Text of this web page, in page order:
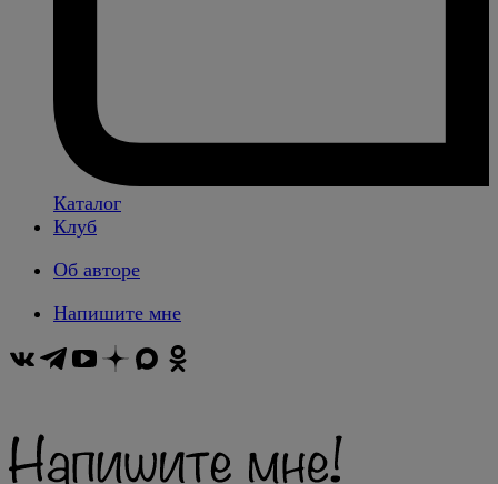
Каталог
Клуб
Об авторе
Напишите мне